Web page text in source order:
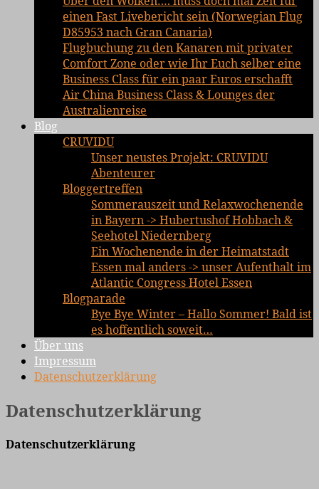
einen Fast Livebericht sein (Norwegian Flug
D85953 nach Gran Canaria)
Flugbuchung zu den Kanaren mit privater
Comfort Zone oder wie Ihr Euch selber eine
Business Class für ein paar Euros erschafft
Air China Business Class & Lounges der
Australienreise
Blog
CRUVIDU
Unser neustes Projekt: CRUVIDU
Abenteurer
Bloggertreffen
Sommerauszeit und Relaxwochenende
in Bayern -> Hubertushof Hobbach &
Seehotel Niedernberg
Ein Wochenende in der Heimatstadt
Essen mal anders -> unser Aufenthalt im
Atlantic Congress Hotel Essen
Blogparade
Bye Bye Winter – Hallo Sommer! Bald ist
es hoffentlich soweit…
Über uns
Impressum
Datenschutzerklärung
Datenschutzerklärung
Datenschutzerklärung